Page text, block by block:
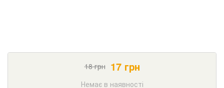
18грн 17грн
Немає в наявності